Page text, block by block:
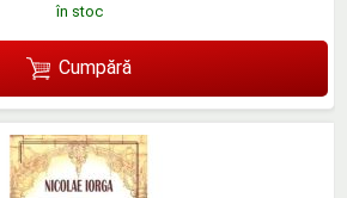
în stoc
Cumpără